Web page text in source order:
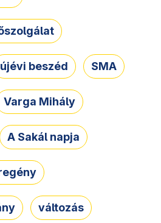
újévi beszéd SMA
Varga Mihály
A Sakál napja
változás